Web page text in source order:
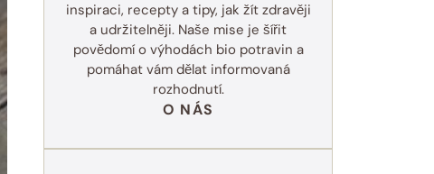
inspiraci, recepty a tipy, jak žít zdravěji
a udržitelněji. Naše mise je šířit
povědomí o výhodách bio potravin a
pomáhat vám dělat informovaná
rozhodnutí.
O NÁS